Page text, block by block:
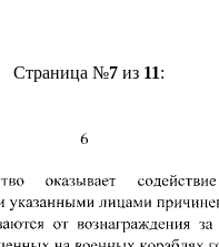
Страница №7 из 11: